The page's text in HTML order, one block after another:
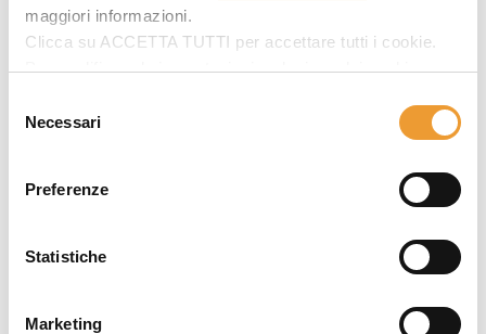
maggiori informazioni.
Clicca su ACCETTA TUTTI per accettare tutti i cookie.
Per modificare le impostazioni, seleziona dei cookie
ACCETTA LA SELEZIONE.
delNecessari
Preferenze
Statistiche
Marketing